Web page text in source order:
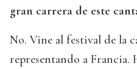
gran carrera de este
No. Vine al festival de la
representando a Francia.